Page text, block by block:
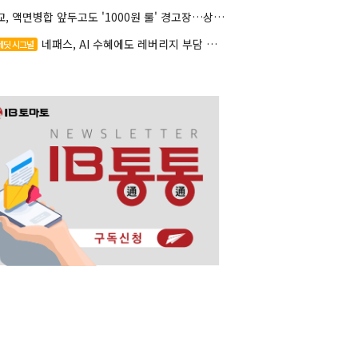
대교, 액면병합 앞두고도 '1000원 룰' 경고장…상장유지 시험대
딧 시그널 네패스, AI 수혜에도 레버리지 부담 여전